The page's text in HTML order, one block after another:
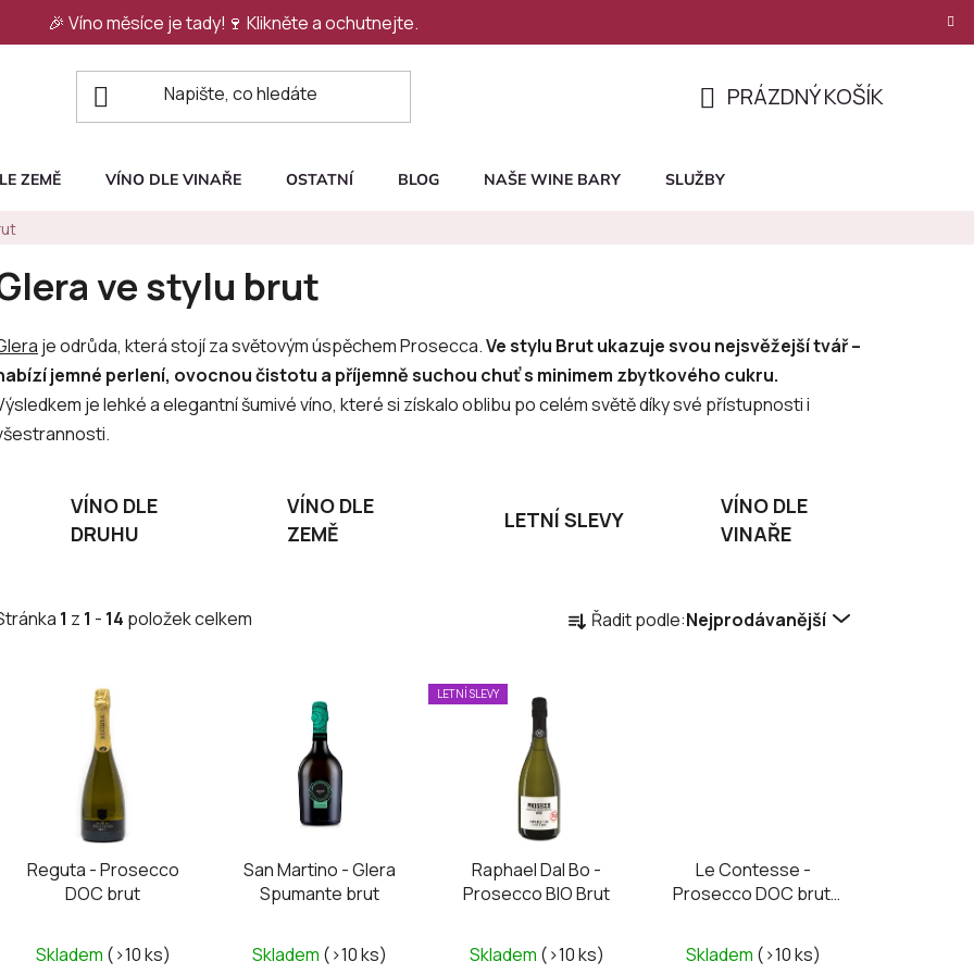
🎉 Víno měsíce je tady!🍷 Klikněte a ochutnejte.
KOŠÍK
PRÁZDNÝ KOŠÍK
ZEMĚ VÍNO DLE VINAŘE OSTATNÍ BLOG NAŠE WINE BARY SLUŽBY
ve stylu brut
je odrůda, která stojí za světovým úspěchem Prosecca.Ve stylu Brut ukazuje svou nejsvěžejší tvář –
jemné perlení, ovocnou čistotu a příjemně suchou chuť s minimem zbytkového cukru.
je lehké a elegantní šumivé víno, které si získalo oblibu po celém světě díky své přístupnosti i
VÍNO DLE
DRUHU
VÍNO DLE
ZEMĚ
LETNÍ SLEVY
VÍNO DLE
VINAŘE
1 z 1 - 14 položek celkem a
d
u
t
Řadit podle:Nejprodávanější
Reguta - Prosecco
DOC brut
hodnocení
Skladem (>10 ks)
San Martino - Glera
Spumante brut
Skladem (>10 ks)
LETNÍ SLEVY
Raphael Dal Bo -
Prosecco BIO Brut
Skladem (>10 ks)
Le Contesse -
Prosecco DOC brut,
Skladem (>10 ks)